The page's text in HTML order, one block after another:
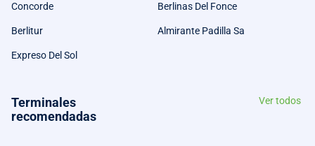
Concorde Berlinas Del Fonce
Berlitur Almirante Padilla Sa
Expreso Del Sol
Terminales
recomendadas
Ver todos